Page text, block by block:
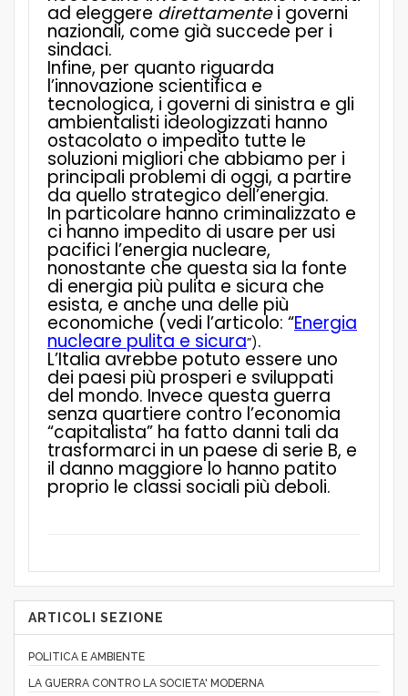
ad eleggere direttamentei governi
nazionali, come già succede per i
sindaci.
Infine, per quanto riguarda
l’innovazione scientifica e
tecnologica, i governi di sinistra e gli
ambientalisti ideologizzati hanno
ostacolato o impedito tutte le
soluzioni migliori che abbiamo per i
principali problemi di oggi, a partire
da quello strategico dell’energia.
In particolare hanno criminalizzato e
ci hanno impedito di usare per usi
pacifici l’energia nucleare,
nonostante che questa sia la fonte
di energia più pulita e sicura che
esista, e anche una delle più
economiche (vedi l’articolo: “Energia
nucleare pulita e sicura”).
L’Italia avrebbe potuto essere uno
dei paesi più prosperi e sviluppati
del mondo. Invece questa guerra
senza quartiere contro l’economia
“capitalista” ha fatto danni tali da
trasformarci in un paese di serie B, e
il danno maggiore lo hanno patito
proprio le classi sociali più deboli.
ARTICOLI SEZIONE
POLITICA E AMBIENTE
LA GUERRA CONTRO LA SOCIETA' MODERNA